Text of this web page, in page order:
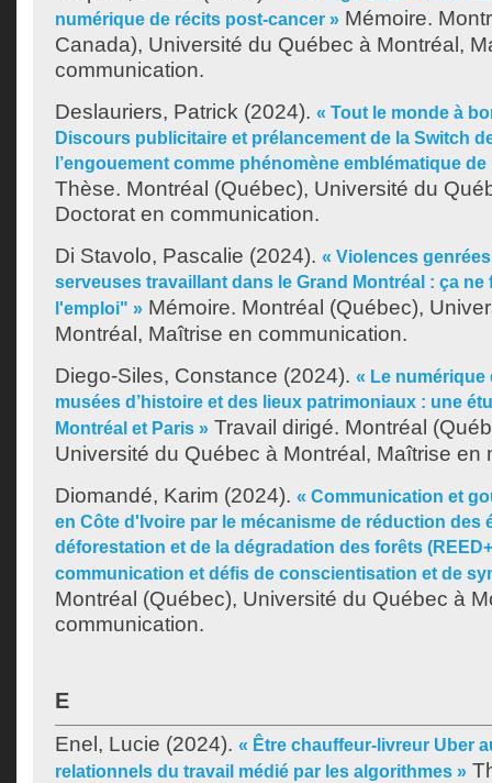
numérique de récits post-cancer » Mémoire.
Canada), Université du Québec à Montréal,
communication.
Deslauriers, Patrick (2024). « Tout le monde à
Discours publicitaire et prélancement de la Switch
l’engouement comme phénomène emblématique
Thèse. Montréal (Québec), Université du
Doctorat en communication.
Di Stavolo, Pascalie (2024). « Violences
serveuses travaillant dans le Grand Montréal : ça ne
l'emploi" » Mémoire. Montréal (Québec),
Montréal, Maîtrise en communication.
Diego-Siles, Constance (2024). « Le numérique
musées d’histoire et des lieux patrimoniaux : une
Montréal et Paris » Travail dirigé. Montréal
Université du Québec à Montréal, Maîtrise en
Diomandé, Karim (2024). « Communication et
en Côte d'Ivoire par le mécanisme de réduction des
déforestation et de la dégradation des forêts
communication et défis de conscientisation et de
Montréal (Québec), Université du Québec à
communication.
E
Enel, Lucie (2024). « Être chauffeur-livreur Uber
relationnels du travail médié par les algorithmes »